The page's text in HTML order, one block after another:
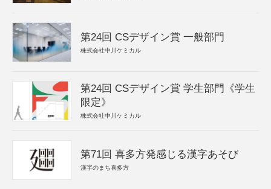
第24回 CSデザイン賞 一般部門
株式会社中川ケミカル
第24回 CSデザイン賞 学生部門《学生
限定》
株式会社中川ケミカル
第71回 喜多方発感じる漢字あそび
漢字のまち喜多方